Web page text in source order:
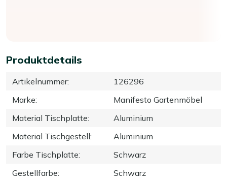
Produktdetails
Artikelnummer:
126296
Marke:
Manifesto Gartenmöbel
Material Tischplatte:
Aluminium
Material Tischgestell:
Aluminium
Farbe Tischplatte:
Schwarz
Gestellfarbe:
Schwarz